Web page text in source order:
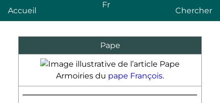
Accueil
Fr
Chercher
Pape
Armoiries du pape François.